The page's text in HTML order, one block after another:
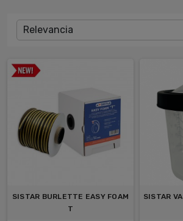
Relevancia
SISTAR BURLETTE EASY FOAM
T
SISTAR